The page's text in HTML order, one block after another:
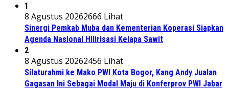
1
8 Agustus 20262666 Lihat
Sinergi Pemkab Muba dan Kementerian Koperasi Siapkan
Agenda Nasional Hilirisasi Kelapa Sawit
2
8 Agustus 20262456 Lihat
Silaturahmi ke Mako PWI Kota Bogor, Kang Andy Jualan
Gagasan Ini Sebagai Modal Maju di Konferprov PWI Jabar